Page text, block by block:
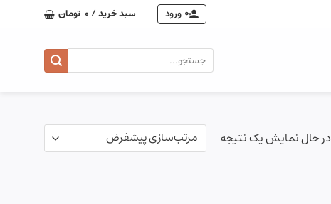
ورود سبد خرید /0 تومان
جستجو
برای:
در حال نمایش یک نتیجه